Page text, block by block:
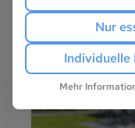
Nur
Individuelle
Mehr